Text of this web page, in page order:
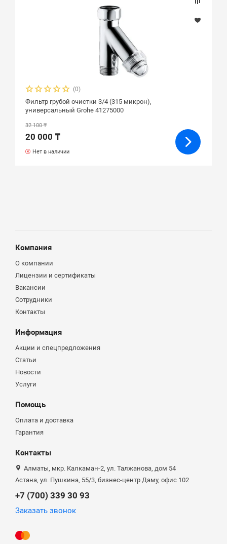
(0)
Фильтр грубой очистки 3/4 (315 микрон),
универсальный Grohe 41275000
32 100 ₸
20 000 ₸
Нет в наличии
Компания
О компании
Лицензии и сертификаты
Вакансии
Сотрудники
Контакты
Информация
Акции и спецпредложения
Статьи
Новости
Услуги
Помощь
Оплата и доставка
Гарантия
Контакты
Алматы, мкр. Калкаман-2, ул. Талжанова, дом 54
Астана, ул. Пушкина, 55/3, бизнес-центр Даму, офис 102
+7 (700) 339 30 93
Заказать звонок